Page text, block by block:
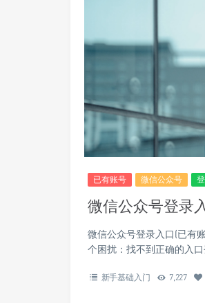
已有账号 微信公众号
微信公众号登录
微信公众号登录入口(已有
个困扰：找不到正确的入
新手基础入门 7,227